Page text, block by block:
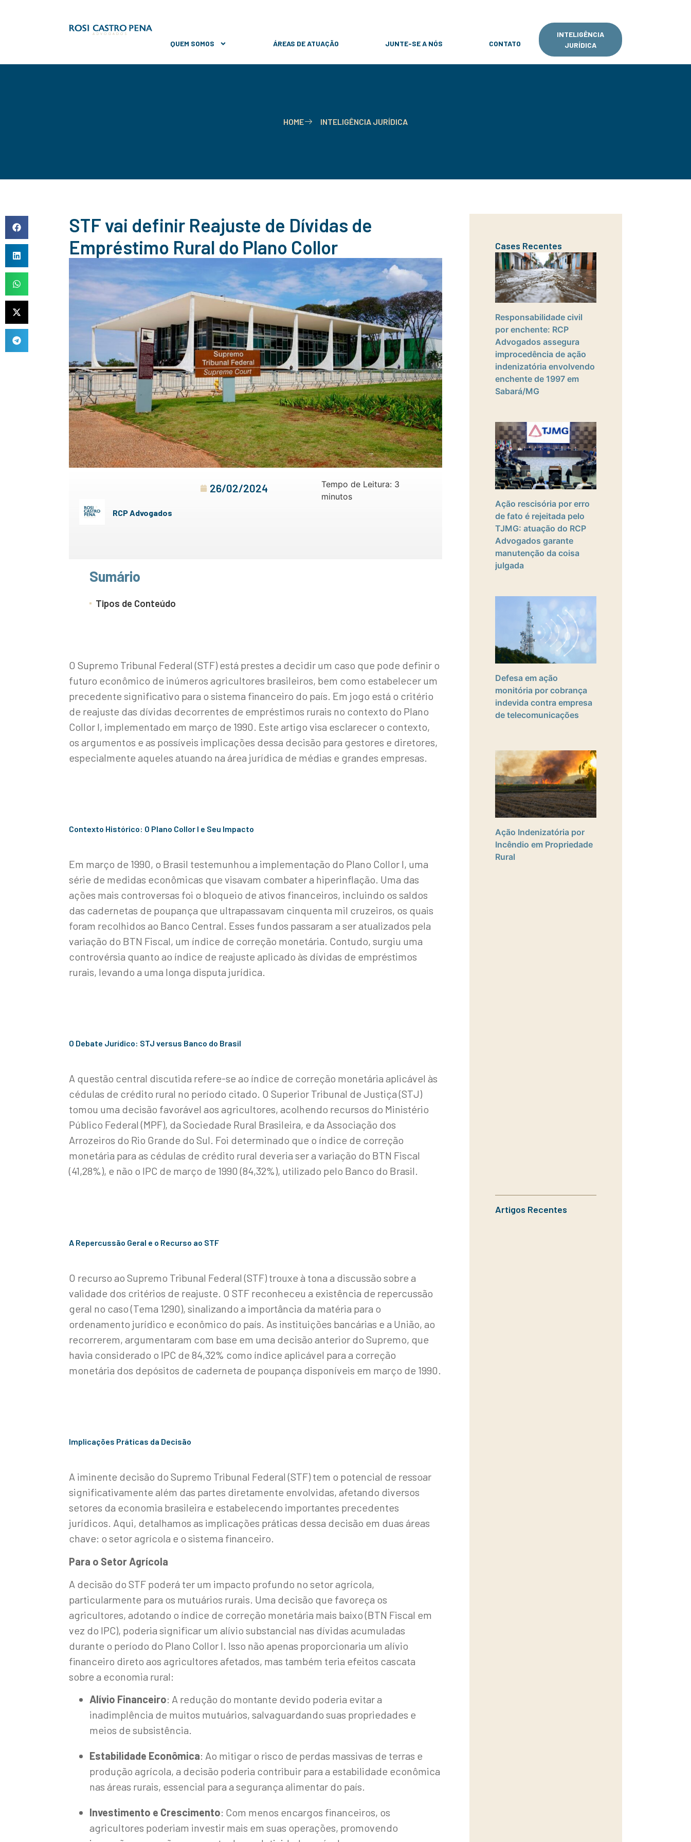
QUEM SOMOS ÁREAS DE ATUAÇÃO JUNTE-SE A NÓS CONTATO
INTELIGÊNCIA
JURÍDICA
HOME INTELIGÊNCIA JURÍDICA
STF vai definir Reajuste de Dívidas de
Empréstimo Rural do Plano Collor
RCP Advogados
26/02/2024 Tempo de Leitura: 3
minutos
Sumário
Tipos de Conteúdo
O Supremo Tribunal Federal (STF) está prestes a decidir um caso que pode definir o
futuro econômico de inúmeros agricultores brasileiros, bem como estabelecer um
precedente significativo para o sistema financeiro do país. Em jogo está o critério
de reajuste das dívidas decorrentes de empréstimos rurais no contexto do Plano
Collor I, implementado em março de 1990. Este artigo visa esclarecer o contexto,
os argumentos e as possíveis implicações dessa decisão para gestores e diretores,
especialmente aqueles atuando na área jurídica de médias e grandes empresas.
Contexto Histórico: O Plano Collor I e Seu Impacto
Em março de 1990, o Brasil testemunhou a implementação do Plano Collor I, uma
série de medidas econômicas que visavam combater a hiperinflação. Uma das
ações mais controversas foi o bloqueio de ativos financeiros, incluindo os saldos
das cadernetas de poupança que ultrapassavam cinquenta mil cruzeiros, os quais
foram recolhidos ao Banco Central. Esses fundos passaram a ser atualizados pela
variação do BTN Fiscal, um índice de correção monetária. Contudo, surgiu uma
controvérsia quanto ao índice de reajuste aplicado às dívidas de empréstimos
rurais, levando a uma longa disputa jurídica.
O Debate Jurídico: STJ versus Banco do Brasil
A questão central discutida refere-se ao índice de correção monetária aplicável às
cédulas de crédito rural no período citado. O Superior Tribunal de Justiça (STJ)
tomou uma decisão favorável aos agricultores, acolhendo recursos do Ministério
Público Federal (MPF), da Sociedade Rural Brasileira, e da Associação dos
Arrozeiros do Rio Grande do Sul. Foi determinado que o índice de correção
monetária para as cédulas de crédito rural deveria ser a variação do BTN Fiscal
(41,28%), e não o IPC de março de 1990 (84,32%), utilizado pelo Banco do Brasil.
A Repercussão Geral e o Recurso ao STF
O recurso ao Supremo Tribunal Federal (STF) trouxe à tona a discussão sobre a
validade dos critérios de reajuste. O STF reconheceu a existência de repercussão
geral no caso (Tema 1290), sinalizando a importância da matéria para o
ordenamento jurídico e econômico do país. As instituições bancárias e a União, ao
recorrerem, argumentaram com base em uma decisão anterior do Supremo, que
havia considerado o IPC de 84,32% como índice aplicável para a correção
monetária dos depósitos de caderneta de poupança disponíveis em março de 1990.
Implicações Práticas da Decisão
A iminente decisão do Supremo Tribunal Federal (STF) tem o potencial de ressoar
significativamente além das partes diretamente envolvidas, afetando diversos
setores da economia brasileira e estabelecendo importantes precedentes
jurídicos. Aqui, detalhamos as implicações práticas dessa decisão em duas áreas
chave: o setor agrícola e o sistema financeiro.
Para o Setor Agrícola
A decisão do STF poderá ter um impacto profundo no setor agrícola,
particularmente para os mutuários rurais. Uma decisão que favoreça os
agricultores, adotando o índice de correção monetária mais baixo (BTN Fiscal em
vez do IPC), poderia significar um alívio substancial nas dívidas acumuladas
durante o período do Plano Collor I. Isso não apenas proporcionaria um alívio
financeiro direto aos agricultores afetados, mas também teria efeitos cascata
sobre a economia rural:
Alívio Financeiro: A redução do montante devido poderia evitar a
inadimplência de muitos mutuários, salvaguardando suas propriedades e
meios de subsistência.
Estabilidade Econômica: Ao mitigar o risco de perdas massivas de terras e
produção agrícola, a decisão poderia contribuir para a estabilidade econômica
nas áreas rurais, essencial para a segurança alimentar do país.
Investimento e Crescimento: Com menos encargos financeiros, os
agricultores poderiam investir mais em suas operações, promovendo
Cases Recentes
Responsabilidade civil
por enchente: RCP
Advogados assegura
improcedência de ação
indenizatória envolvendo
enchente de 1997 em
Sabará/MG
Ação rescisória por erro
de fato é rejeitada pelo
TJMG: atuação do RCP
Advogados garante
manutenção da coisa
julgada
Defesa em ação
monitória por cobrança
indevida contra empresa
de telecomunicações
Ação Indenizatória por
Incêndio em Propriedade
Rural
Artigos Recentes